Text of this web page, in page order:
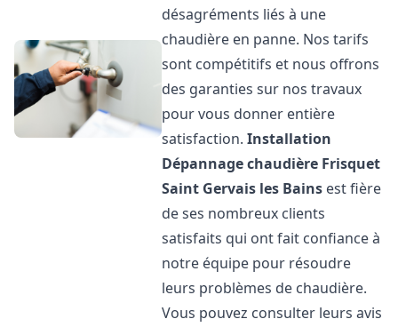
désagréments liés à une
chaudière en panne. Nos tarifs
sont compétitifs et nous offrons
des garanties sur nos travaux
pour vous donner entière
satisfaction.Installation
Dépannage chaudière Frisquet
Saint Gervais les Bains est fière
de ses nombreux clients
satisfaits qui ont fait confiance à
notre équipe pour résoudre
leurs problèmes de chaudière.
Vous pouvez consulter leurs avis